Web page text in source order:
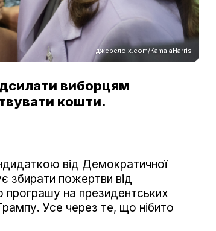
джерело x.com/KamalaHarris
виборцям
кошти.
від Демократичної
збирати пожертви від
програшу на президентських
Усе через те, що нібито